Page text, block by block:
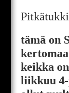
tämä on
keikka
liikkuu